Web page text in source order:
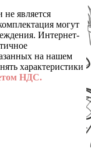
является
могут
Интернет-
на нашем
характеристики
НДС.